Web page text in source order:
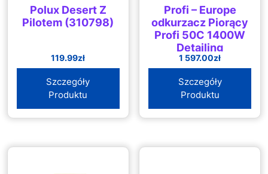
Polux Desert Z
Pilotem (310798)
119.99zł
Szczegóły
Produktu
Profi – Europe
odkurzacz Piorący
Profi 50C 1400W
Detailing
1 597.00zł
Szczegóły
Produktu